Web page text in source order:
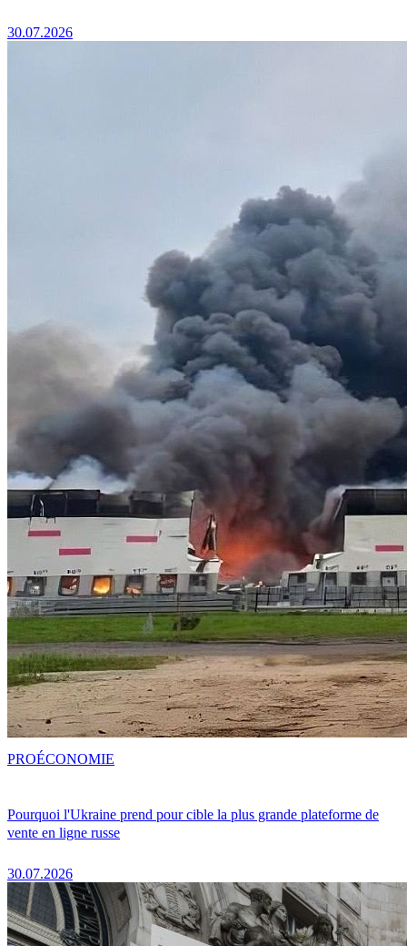
30.07.2026
Pourquoi l'Ukraine prend pour cible la plus grande plateforme de
vente en ligne russe
30.07.2026
PROÉCONOMIE